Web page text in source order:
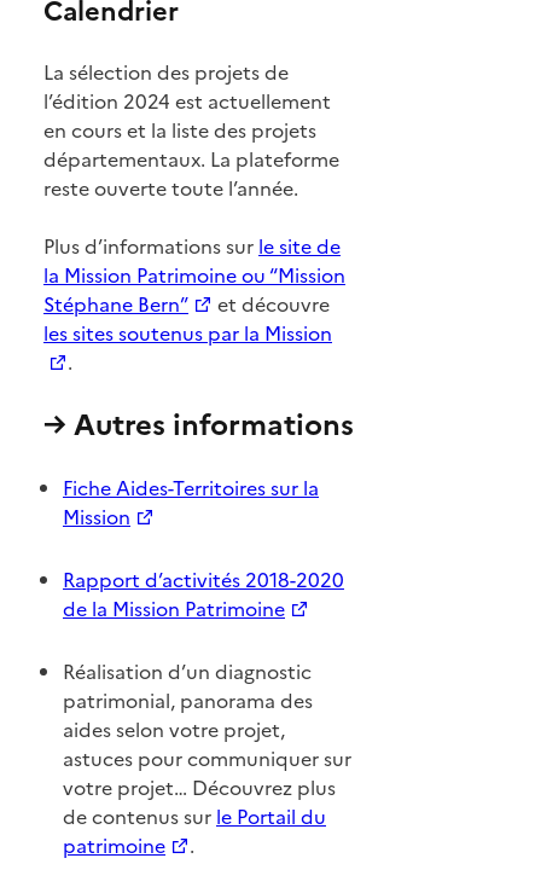
Calendrier
La sélection des projets de
l’édition 2024 est actuellement
en cours et la liste des projets
départementaux. La plateforme
reste ouverte toute l’année.
Plus d’informations sur le site de
la Mission Patrimoine ou “Mission
Stéphane Bern”
et découvre
les sites soutenus par la Mission
.
→ Autres informations
Fiche Aides-Territoires sur la
Mission
Rapport d’activités 2018-2020
de la Mission Patrimoine
Réalisation d’un diagnostic
patrimonial, panorama des
aides selon votre projet,
astuces pour communiquer sur
votre projet… Découvrez plus
de contenus sur le Portail du
patrimoine
.